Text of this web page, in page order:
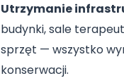
Utrzymanie
budynki, sale
sprzęt — wszystko
konserwacji.